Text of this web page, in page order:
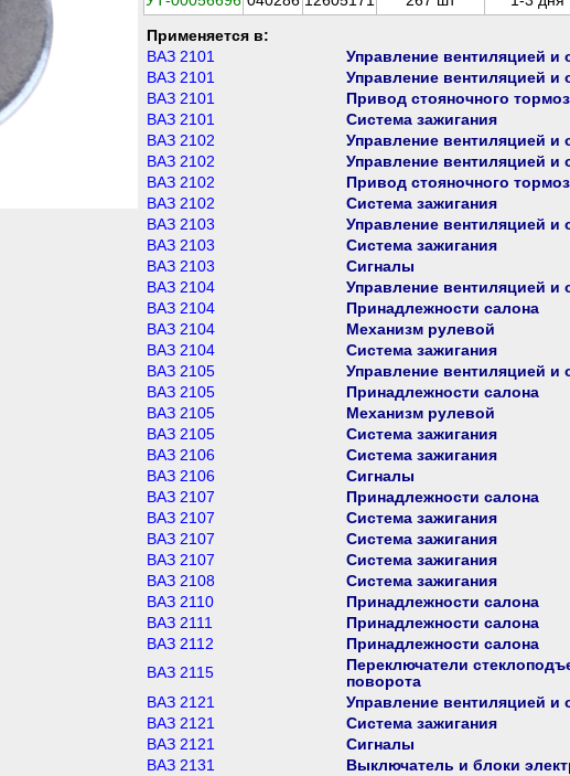
Применяется в:
ВАЗ 2101
Управление вентиляцией и
ВАЗ 2101
Управление вентиляцией и
ВАЗ 2101
Привод стояночного
ВАЗ 2101
Система зажигания
ВАЗ 2102
Управление вентиляцией и
ВАЗ 2102
Управление вентиляцией и
ВАЗ 2102
Привод стояночного
ВАЗ 2102
Система зажигания
ВАЗ 2103
Управление вентиляцией и
ВАЗ 2103
Система зажигания
ВАЗ 2103
Сигналы
ВАЗ 2104
Управление вентиляцией и
ВАЗ 2104
Принадлежности салона
ВАЗ 2104
Механизм рулевой
ВАЗ 2104
Система зажигания
ВАЗ 2105
Управление вентиляцией и
ВАЗ 2105
Принадлежности салона
ВАЗ 2105
Механизм рулевой
ВАЗ 2105
Система зажигания
ВАЗ 2106
Система зажигания
ВАЗ 2106
Сигналы
ВАЗ 2107
Принадлежности салона
ВАЗ 2107
Система зажигания
ВАЗ 2107
Система зажигания
ВАЗ 2107
Система зажигания
ВАЗ 2108
Система зажигания
ВАЗ 2110
Принадлежности салона
ВАЗ 2111
Принадлежности салона
ВАЗ 2112
Принадлежности салона
ВАЗ 2115
Переключатели
поворота
ВАЗ 2121
Управление вентиляцией и
ВАЗ 2121
Система зажигания
ВАЗ 2121
Сигналы
ВАЗ 2131
Выключатель и блоки